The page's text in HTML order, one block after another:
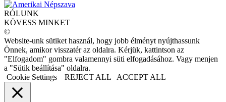
RÓLUNK
KÖVESS MINKET
©
Website-unk sütiket használ, hogy jobb élményt nyújthassunk
Önnek, amikor visszatér az oldalra. Kérjük, kattintson az
"Elfogadom" gombra valamennyi süti elfogadásához. Vagy menjen
a "Sütik beállítása" oldalra.
Cookie Settings
REJECT ALL ACCEPT ALL